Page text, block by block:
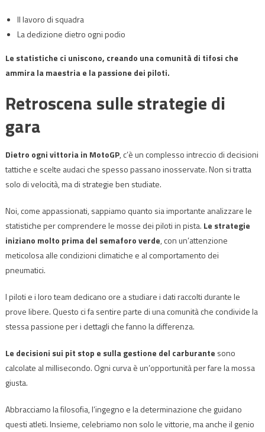
Il lavoro di squadra
La dedizione dietro ogni podio
Le statistiche ci uniscono, creando una comunità di tifosi che
ammira la maestria e la passione dei piloti.
Retroscena sulle strategie di
gara
Dietro ogni vittoria in MotoGP, c’è un complesso intreccio di decisioni
tattiche e scelte audaci che spesso passano inosservate. Non si tratta
solo di velocità, ma di strategie ben studiate.
Noi, come appassionati, sappiamo quanto sia importante analizzare le
statistiche per comprendere le mosse dei piloti in pista. Le strategie
iniziano molto prima del semaforo verde, con un’attenzione
meticolosa alle condizioni climatiche e al comportamento dei
pneumatici.
I piloti e i loro team dedicano ore a studiare i dati raccolti durante le
prove libere. Questo ci fa sentire parte di una comunità che condivide la
stessa passione per i dettagli che fanno la differenza.
Le decisioni sui pit stop e sulla gestione del carburante sono
calcolate al millisecondo. Ogni curva è un’opportunità per fare la mossa
giusta.
Abbracciamo la filosofia, l’ingegno e la determinazione che guidano
questi atleti. Insieme, celebriamo non solo le vittorie, ma anche il genio